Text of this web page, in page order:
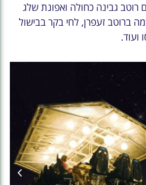
רוטב גבינה כחולה ואפונת שלג
ברוטב זעפרן, לחי בקר בבישול
ועוד.